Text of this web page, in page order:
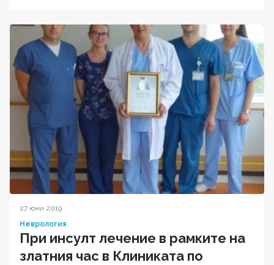
27 юни 2019
Неврология
При инсулт лечение в рамките на
златния час в Клиниката по